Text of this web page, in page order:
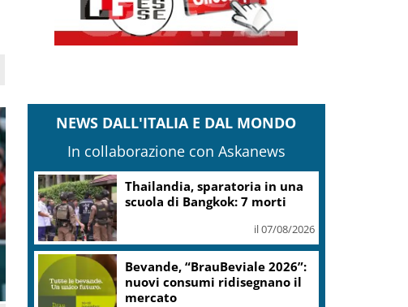
NEWS DALL'ITALIA E DAL MONDO
In collaborazione con Askanews
Thailandia, sparatoria in una
scuola di Bangkok: 7 morti
il 07/08/2026
Bevande, “BrauBeviale 2026”:
nuovi consumi ridisegnano il
mercato